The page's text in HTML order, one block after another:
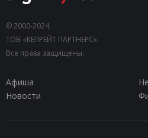
© 2000-2024,
ТОВ «КЕПРЕЙТ ПАРТНЕРС».
Все права защищены.
Афиша
Новости